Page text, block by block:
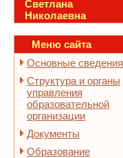
Светлана
Николаевна
Меню сайта
Основные сведения
Структура и органы
управления
образовательной
организации
Документы
Образование